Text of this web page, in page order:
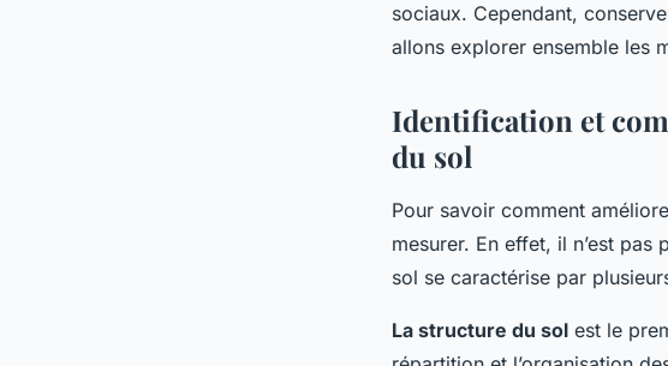
sociaux. Cependant,
allons explorer ensemble les
Identification et
du sol
Pour savoir comment
mesurer. En effet, il n’est pas
sol se caractérise par
La structure du sol est le